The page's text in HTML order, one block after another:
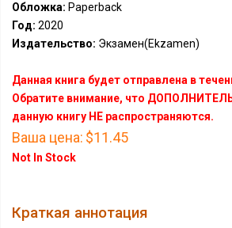
Обложка: Paperback
Год: 2020
Издательство: Экзамен(Ekzamen)
Данная книга будет отправлена в
Обратите внимание, что
данную книгу НЕ распространяются.
Ваша цена: $11.45
Not In Stock
Краткая аннотация